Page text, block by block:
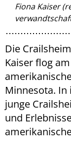
Fiona Kaiser
Die
Kaiser flog
Minnesota.
junge
und